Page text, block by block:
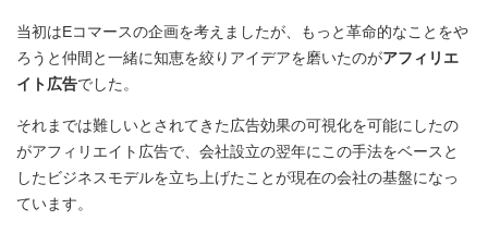
当初はEコマースの企画を考えましたが、もっと革命的なことをや
ろうと仲間と一緒に知恵を絞りアイデアを磨いたのがアフィリエ
イト広告でした。
それまでは難しいとされてきた広告効果の可視化を可能にしたの
がアフィリエイト広告で、会社設立の翌年にこの手法をベースと
したビジネスモデルを立ち上げたことが現在の会社の基盤になっ
ています。